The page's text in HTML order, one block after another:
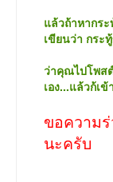
แล้วถ้าหากร
เขียนว่า กระ
ว่าคุณไปโพส
เอง...แล้วก้เ
ขอความ
นะครับ